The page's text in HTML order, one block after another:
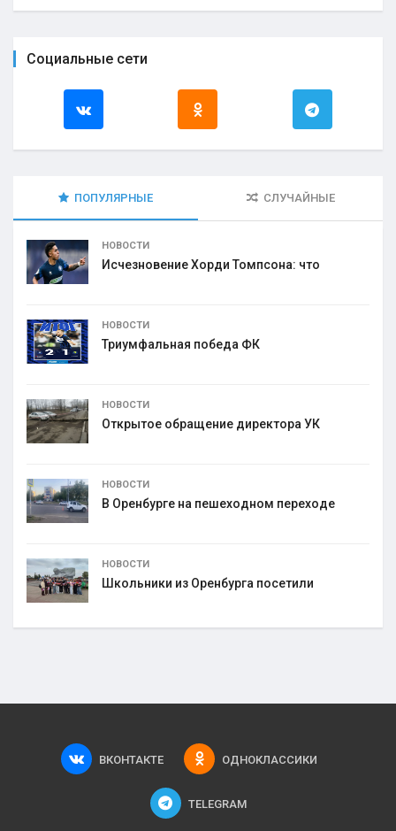
Социальные сети
ПОПУЛЯРНЫЕ СЛУЧАЙНЫЕ
НОВОСТИ
Исчезновение Хорди Томпсона: что
НОВОСТИ
Триумфальная победа ФК
НОВОСТИ
Открытое обращение директора УК
НОВОСТИ
В Оренбурге на пешеходном переходе
НОВОСТИ
Школьники из Оренбурга посетили
ВКОНТАКТЕ ОДНОКЛАССИКИ
TELEGRAM